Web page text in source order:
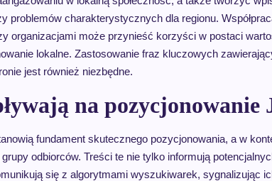
problemów charakterystycznych dla regionu.
organizacjami może przynieść korzyści w postaci
lokalne. Zastosowanie fraz kluczowych
jest również niezbędne.
na pozycjonowanie
fundament skutecznego pozycjonowania, a w
odbiorców. Treści te nie tylko informują
się z algorytmami wyszukiwarek, sygnalizując